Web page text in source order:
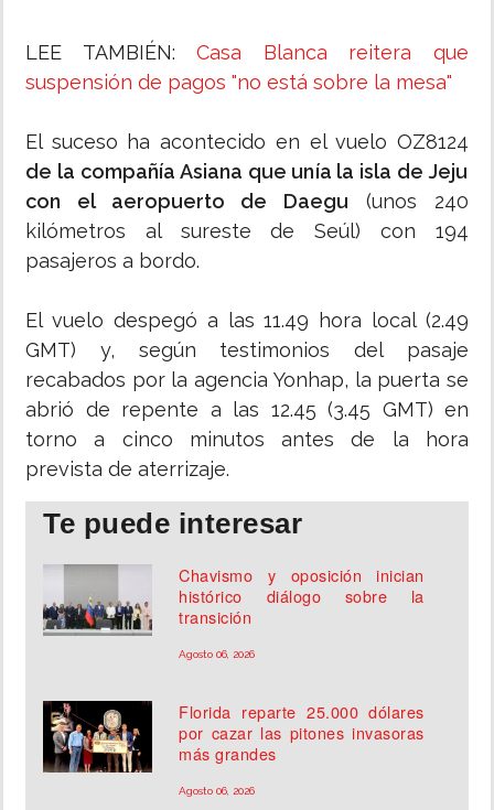
LEE TAMBIÉN:Casa Blanca reitera que
suspensión de pagos "no está sobre la mesa"
El suceso ha acontecido en el vuelo OZ8124
de la compañía Asiana que unía la isla de Jeju
con el aeropuerto de Daegu (unos 240
kilómetros al sureste de Seúl) con 194
pasajeros a bordo.
El vuelo despegó a las 11.49 hora local (2.49
GMT) y, según testimonios del pasaje
recabados por la agencia Yonhap, la puerta se
abrió de repente a las 12.45 (3.45 GMT) en
torno a cinco minutos antes de la hora
prevista de aterrizaje.
Te puede interesar
Chavismo y oposición inician
histórico diálogo sobre la
transición
Agosto 06, 2026
Florida reparte 25.000 dólares
por cazar las pitones invasoras
más grandes
Agosto 06, 2026